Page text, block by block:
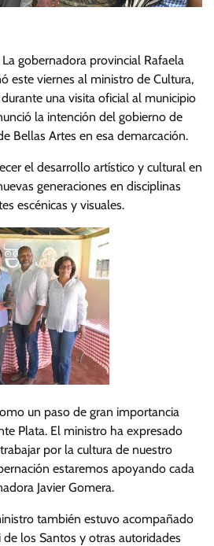
La gobernadora provincial Rafaela
este viernes al ministro de Cultura,
una visita oficial al municipio
la intención del gobierno de
Bellas Artes en esa demarcación.
el desarrollo artístico y cultural en
generaciones en disciplinas
escénicas y visuales.
un paso de gran importancia
Plata. El ministro ha expresado
por la cultura de nuestro
estaremos apoyando cada
Javier Gomera.
también estuvo acompañado
los Santos y otras autoridades